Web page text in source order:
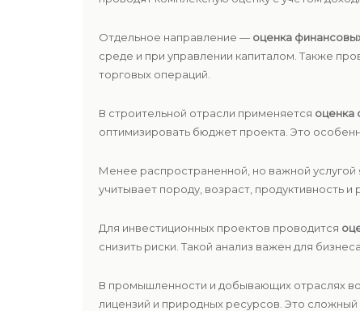
Отдельное направление — оценка
среде и при управлении капиталом. Также
торговых операций.
В строительной отрасли применяется оценка
оптимизировать бюджет проекта. Это
Менее распространенной, но важной услугой
учитывает породу, возраст, продуктивность и
Для инвестиционных проектов проводится
снизить риски. Такой анализ важен для
В промышленности и добывающих отраслях
лицензий и природных ресурсов. Это